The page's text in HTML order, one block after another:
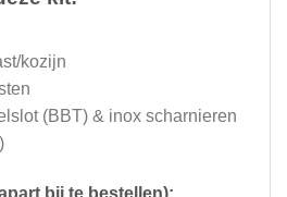
kozijn
(BBT) & inox scharnieren
bij te bestellen):